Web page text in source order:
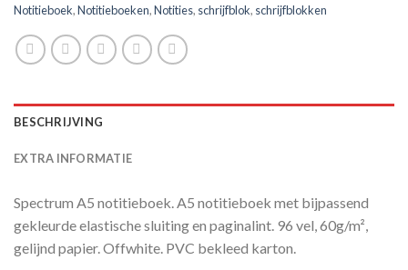
Notitieboek,Notitieboeken,Notities, schrijfblok, schrijfblokken
BESCHRIJVING
EXTRA INFORMATIE
Spectrum A5 notitieboek. A5 notitieboek met bijpassend
gekleurde elastische sluiting en paginalint. 96 vel, 60g/m²,
gelijnd papier. Offwhite. PVC bekleed karton.